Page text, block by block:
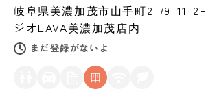
岐阜県美濃加茂市山手町2-79-11-
ジオLAVA美濃加茂店内
まだ登録がないよ